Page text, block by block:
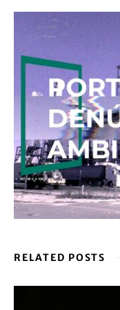
RELATED POSTS